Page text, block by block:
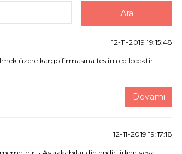
12-11-2019 19:15:48
üzere kargo firmasına teslim edilecektir.
Devamı
12-11-2019 19:17:18